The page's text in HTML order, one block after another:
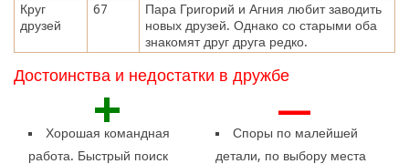
Круг
друзей
67
Пара Григорий и Агния любит заводить
новых друзей. Однако со старыми оба
знакомят друг друга редко.
Достоинства и недостатки в дружбе
+
Хорошая командная
работа. Быстрый поиск
—
Споры по малейшей
детали, по выбору места